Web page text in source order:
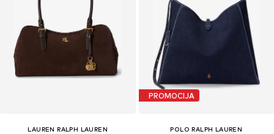
LAUREN RALPH LAUREN
PROMOCIJA
POLO RALPH LAUREN